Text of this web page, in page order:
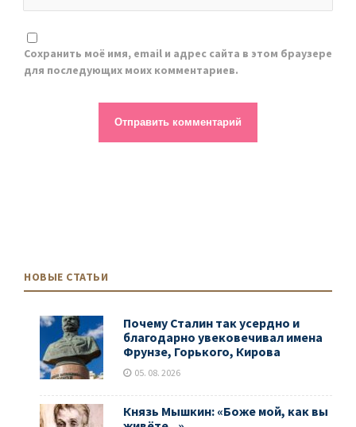
Сохранить моё имя, email и адрес сайта в этом браузере
для последующих моих комментариев.
НОВЫЕ СТАТЬИ
Почему Сталин так усердно и
благодарно увековечивал имена
Фрунзе, Горького, Кирова
05. 08. 2026
Князь Мышкин: «Боже мой, как вы